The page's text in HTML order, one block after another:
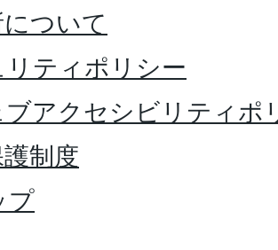
ついて
ティポリシー
ブアクセシビリティポ
制度
プ